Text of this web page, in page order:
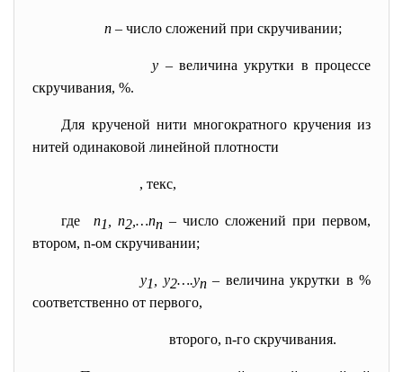
n – число сложений при скручивании;
у – величина укрутки в процессе
скручивания, %.
Для крученой нити многократного кручения из
нитей одинаковой линейной плотности
, текс,
где n1 , n2,…nn – число сложений при первом,
втором, n-ом скручивании;
у1 , у2….уn– величина укрутки в %
соответственно от первого,
второго, n-го скручивания.